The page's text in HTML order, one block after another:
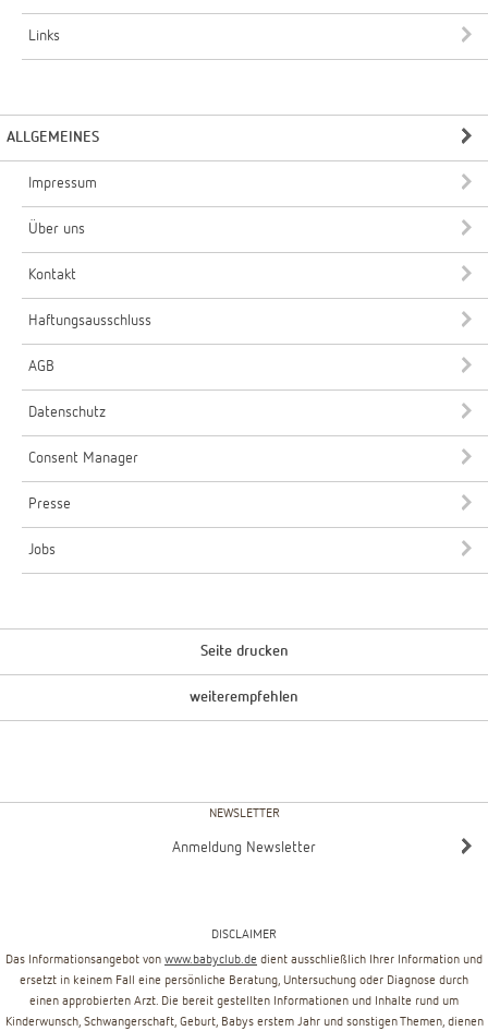
Links
ALLGEMEINES
Impressum
Über uns
Kontakt
Haftungsausschluss
AGB
Datenschutz
Consent Manager
Presse
Jobs
Seite drucken
weiterempfehlen
NEWSLETTER
Anmeldung Newsletter
DISCLAIMER
Das Informationsangebot von www.babyclub.de dient ausschließlich Ihrer Information und
ersetzt in keinem Fall eine persönliche Beratung, Untersuchung oder Diagnose durch
einen approbierten Arzt. Die bereit gestellten Informationen und Inhalte rund um
Kinderwunsch, Schwangerschaft, Geburt, Babys erstem Jahr und sonstigen Themen, dienen